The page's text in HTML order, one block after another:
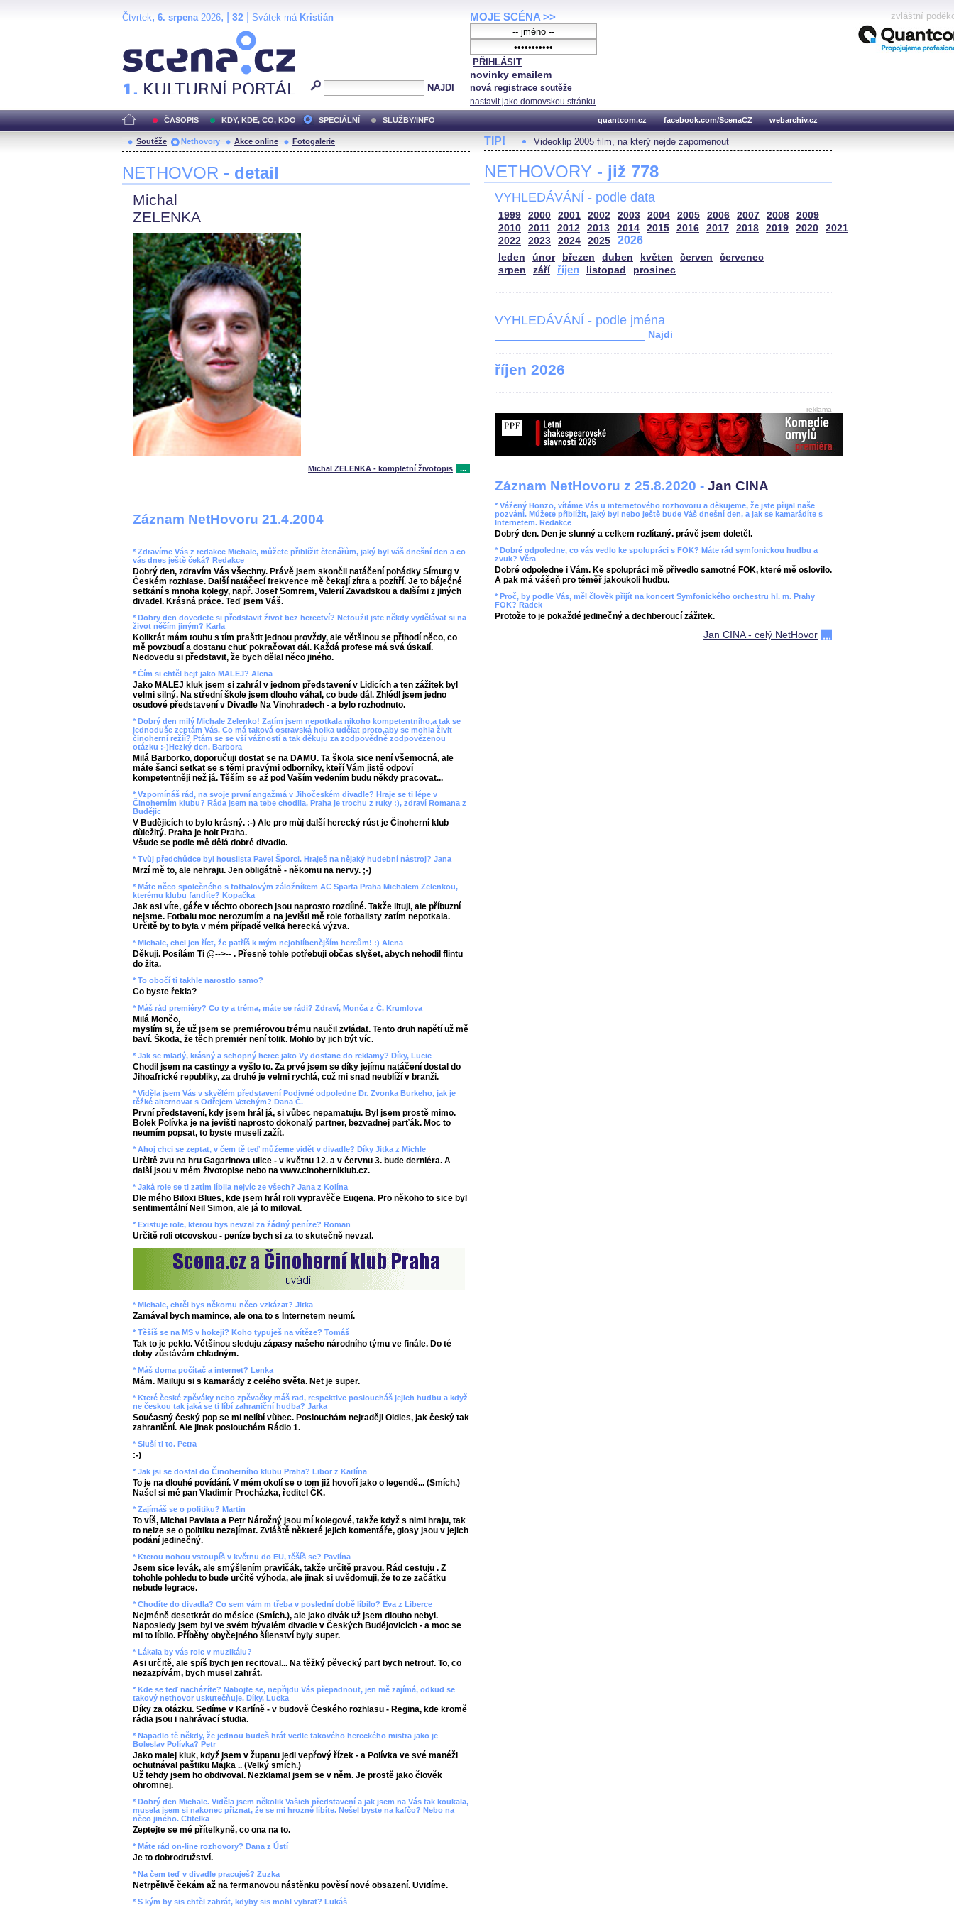
Čtvrtek, 6. srpena2026, | 32 Svátek má Kristián
NAJDI
MOJE SCÉNA >>
PŘIHLÁSIT
novinky emailem
nová registrace soutěže
nastavit jako domovskou stránku
zvláštní
ČASOPIS KDY, KDE, CO, KDO SPECIÁLNÍ SLUŽBY/INFO quantcom.cz facebook.com/ScenaCZ webarchiv.cz
Soutěže Nethovory Akce online Fotogalerie
NETHOVOR - detail
Michal
ZELENKA
Michal ZELENKA - kompletní životopis ...
Záznam NetHovoru 21.4.2004
* Zdravíme Vás z redakce Michale, můžete přiblížit čtenářům, jaký byl váš dnešní den a co
vás dnes ještě čeká? Redakce
Dobrý den, zdravím Vás všechny. Právě jsem skončil natáčení pohádky Símurg v
Českém rozhlase. Další natáčecí frekvence mě čekají zítra a pozítří. Je to báječné
setkání s mnoha kolegy, např. Josef Somrem, Valerií Zavadskou a dalšími z jiných
divadel. Krásná práce. Teď jsem Váš.
* Dobry den dovedete si představit život bez herectví? Netoužil jste někdy vydělávat si na
život něčím jiným? Karla
Kolikrát mám touhu s tím praštit jednou provždy, ale většinou se přihodí něco, co
mě povzbudí a dostanu chuť pokračovat dál. Každá profese má svá úskalí.
Nedovedu si představit, že bych dělal něco jiného.
* Čím si chtěl bejt jako MALEJ? Alena
Jako MALEJ kluk jsem si zahrál v jednom představení v Lidicích a ten zážitek byl
velmi silný. Na střední škole jsem dlouho váhal, co bude dál. Zhlédl jsem jedno
osudové představení v Divadle Na Vinohradech - a bylo rozhodnuto.
* Dobrý den milý Michale Zelenko! Zatím jsem nepotkala nikoho kompetentního,a tak se
jednoduše zeptám Vás. Co má taková ostravská holka udělat proto,aby se mohla živit
činoherní režií? Ptám se se vší vážností a tak děkuju za zodpovědně zodpovězenou
otázku :-)Hezký den, Barbora
Milá Barborko, doporučuji dostat se na DAMU. Ta škola sice není všemocná, ale
máte šanci setkat se s těmi pravými odborníky, kteří Vám jistě odpoví
kompetentněji než já. Těším se až pod Vaším vedením budu někdy pracovat...
* Vzpomínáš rád, na svoje první angažmá v Jihočeském divadle? Hraje se ti lépe v
Činoherním klubu? Ráda jsem na tebe chodila, Praha je trochu z ruky :), zdraví Romana z
Budějic
V Budějicích to bylo krásný. :-) Ale pro můj další herecký růst je Činoherní klub
důležitý. Praha je holt Praha.
Všude se podle mě dělá dobré divadlo.
* Tvůj předchůdce byl houslista Pavel Šporcl. Hraješ na nějaký hudební nástroj? Jana
Mrzí mě to, ale nehraju. Jen obligátně - někomu na nervy. ;-)
* Máte něco společného s fotbalovým záložníkem AC Sparta Praha Michalem Zelenkou,
kterému klubu fandíte? Kopačka
Jak asi víte, gáže v těchto oborech jsou naprosto rozdílné. Takže lituji, ale příbuzní
nejsme. Fotbalu moc nerozumím a na jevišti mě role fotbalisty zatím nepotkala.
Určitě by to byla v mém případě velká herecká výzva.
* Michale, chci jen říct, že patříš k mým nejoblíbenějším hercům! :) Alena
Děkuji. Posílám Ti @-->-- . Přesně tohle potřebuji občas slyšet, abych nehodil flintu
do žita.
* To obočí ti takhle narostlo samo?
Co byste řekla?
* Máš rád premiéry? Co ty a tréma, máte se rádi? Zdraví, Monča z Č. Krumlova
Milá Mončo,
myslím si, že už jsem se premiérovou trému naučil zvládat. Tento druh napětí už mě
baví. Škoda, že těch premiér není tolik. Mohlo by jich být víc.
* Jak se mladý, krásný a schopný herec jako Vy dostane do reklamy? Díky, Lucie
Chodil jsem na castingy a vyšlo to. Za prvé jsem se díky jejímu natáčení dostal do
Jihoafrické republiky, za druhé je velmi rychlá, což mi snad neublíží v branži.
* Viděla jsem Vás v skvělém představení Podivné odpoledne Dr. Zvonka Burkeho, jak je
těžké alternovat s Odřejem Vetchým? Dana Č.
První představení, kdy jsem hrál já, si vůbec nepamatuju. Byl jsem prostě mimo.
Bolek Polívka je na jevišti naprosto dokonalý partner, bezvadnej parťák. Moc to
neumím popsat, to byste museli zažít.
* Ahoj chci se zeptat, v čem tě teď můžeme vidět v divadle? Díky Jitka z Michle
Určitě zvu na hru Gagarinova ulice - v květnu 12. a v červnu 3. bude derniéra. A
další jsou v mém životopise nebo na www.cinoherniklub.cz.
* Jaká role se ti zatím líbila nejvíc ze všech? Jana z Kolína
Dle mého Biloxi Blues, kde jsem hrál roli vypravěče Eugena. Pro někoho to sice byl
sentimentální Neil Simon, ale já to miloval.
* Existuje role, kterou bys nevzal za žádný peníze? Roman
Určitě roli otcovskou - peníze bych si za to skutečně nevzal.
* Michale, chtěl bys někomu něco vzkázat? Jitka
Zamával bych mamince, ale ona to s Internetem neumí.
* Těšíš se na MS v hokeji? Koho typuješ na vítěze? Tomáš
Tak to je peklo. Většinou sleduju zápasy našeho národního týmu ve finále. Do té
doby zůstávám chladným.
* Máš doma počítač a internet? Lenka
Mám. Mailuju si s kamarády z celého světa. Net je super.
* Které české zpěváky nebo zpěvačky máš rad, respektive posloucháš jejich hudbu a když
ne českou tak jaká se ti líbí zahraniční hudba? Jarka
Současný český pop se mi nelíbí vůbec. Poslouchám nejraději Oldies, jak český tak
zahraniční. Ale jinak poslouchám Rádio 1.
* Sluší ti to. Petra
:-)
* Jak jsi se dostal do Činoherního klubu Praha? Libor z Karlína
To je na dlouhé povídání. V mém okolí se o tom již hovoří jako o legendě... (Smích.)
Našel si mě pan Vladimír Procházka, ředitel ČK.
* Zajímáš se o politiku? Martin
To víš, Michal Pavlata a Petr Nárožný jsou mí kolegové, takže když s nimi hraju, tak
to nelze se o politiku nezajímat. Zvláště některé jejich komentáře, glosy jsou v jejich
podání jedinečný.
* Kterou nohou vstoupíš v květnu do EU, těšíš se? Pavlína
Jsem sice levák, ale smýšlením pravičák, takže určitě pravou. Rád cestuju . Z
tohohle pohledu to bude určitě výhoda, ale jinak si uvědomuji, že to ze začátku
nebude legrace.
* Chodíte do divadla? Co sem vám m třeba v poslední době líbilo? Eva z Liberce
Nejméně desetkrát do měsíce (Smích.), ale jako divák už jsem dlouho nebyl.
Naposledy jsem byl ve svém bývalém divadle v Českých Budějovicích - a moc se
mi to líbilo. Příběhy obyčejného šílenství byly super.
* Lákala by vás role v muzikálu?
Asi určitě, ale spíš bych jen recitoval... Na těžký pěvecký part bych netrouf. To, co
nezazpívám, bych musel zahrát.
* Kde se teď nacházíte? Nabojte se, nepřijdu Vás přepadnout, jen mě zajímá, odkud se
takový nethovor uskutečňuje. Díky, Lucka
Díky za otázku. Sedíme v Karlíně - v budově Českého rozhlasu - Regina, kde kromě
rádia jsou i nahrávací studia.
* Napadlo tě někdy, že jednou budeš hrát vedle takového hereckého mistra jako je
Boleslav Polívka? Petr
Jako malej kluk, když jsem v županu jedl vepřový řízek - a Polívka ve své manéži
ochutnával paštiku Májka .. (Velký smích.)
Už tehdy jsem ho obdivoval. Nezklamal jsem se v něm. Je prostě jako člověk
ohromnej.
* Dobrý den Michale. Viděla jsem několik Vašich představení a jak jsem na Vás tak koukala,
musela jsem si nakonec přiznat, že se mi hrozně líbíte. Nešel byste na kafčo? Nebo na
něco jiného. Ctitelka
Zeptejte se mé přítelkyně, co ona na to.
* Máte rád on-line rozhovory? Dana z Ústí
Je to dobrodružství.
* Na čem teď v divadle pracuješ? Zuzka
Netrpělivě čekám až na fermanovou nástěnku pověsí nové obsazení. Uvidíme.
* S kým by sis chtěl zahrát, kdyby sis mohl vybrat? Lukáš
TIP! Videoklip 2005 film, na který nejde zapomenout
NETHOVORY - již 778
VYHLEDÁVÁNÍ - podle data
1999 2000 2001 2002 2003 2004 2005 2006 2007 2008
2009
2010
2011 2012 2013 2014 2015 2016 2017 2018 2019 2020
2021
2022
2023 2024 2025 2026
leden únor březen duben květen červen
červenec
srpen
září říjen listopad prosinec
VYHLEDÁVÁNÍ - podle jména
Najdi
říjen 2026
reklama
Záznam NetHovoru z 25.8.2020 - Jan CINA
* Vážený Honzo, vítáme Vás u internetového rozhovoru a děkujeme, že jste přijal naše
pozvání. Můžete přiblížit, jaký byl nebo ještě bude Váš dnešní den, a jak se kamarádíte s
Internetem. Redakce
Dobrý den. Den je slunný a celkem rozlítaný. právě jsem doletěl.
* Dobré odpoledne, co vás vedlo ke spolupráci s FOK? Máte rád symfonickou hudbu a
zvuk? Věra
Dobré odpoledne i Vám. Ke spolupráci mě přivedlo samotné FOK, které mě oslovilo.
A pak má vášeň pro téměř jakoukoli hudbu.
* Proč, by podle Vás, měl člověk přijít na koncert Symfonického orchestru hl. m. Prahy
FOK? Radek
Protože to je pokaždé jedinečný a dechberoucí zážitek.
Jan CINA - celý NetHovor